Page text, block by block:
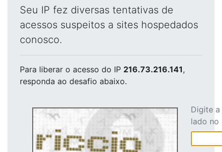
Seu IP fez diversas tentativas de
acessos suspeitos a sites hospedados
conosco.
Para liberar o acesso do IP 216.73.216.141,
responda ao desafio abaixo.
Digite
lado no